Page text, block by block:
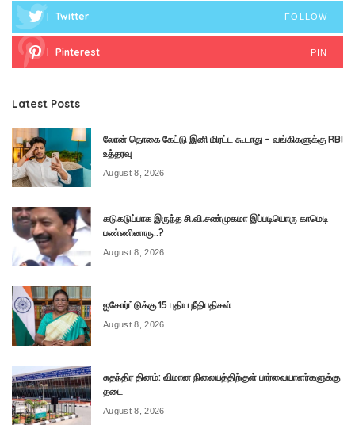
Twitter FOLLOW
Pinterest PIN
Latest Posts
லோன் தொகை கேட்டு இனி மிரட்ட கூடாது – வங்கிகளுக்கு RBI
உத்தரவு
August 8, 2026
கடுகடுப்பாக இருந்த சி.வி.சண்முகமா இப்படியொரு காமெடி
பண்ணினாரு..?
August 8, 2026
ஐகோர்ட்டுக்கு 15 புதிய நீதிபதிகள்
August 8, 2026
சுதந்திர தினம்: விமான நிலையத்திற்குள் பார்வையாளர்களுக்கு
தடை
August 8, 2026